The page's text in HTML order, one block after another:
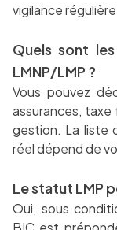
vigilance
Quels sont
LMNP/LMP ?
Vous pouvez
assurances, taxe
gestion. La liste
réel dépend de
Le statut LMP
Oui, sous